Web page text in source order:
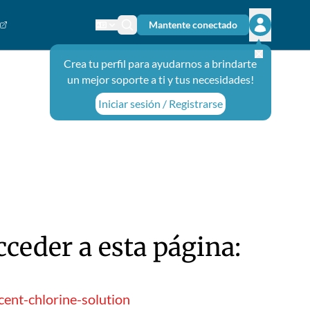
Cambiar el idioma
Ícono de búsqueda
Mantente conectado
Abrir el
Crea tu perfil para ayudarnos a brindarte
un mejor soporte a ti y tus necesidades!
Iniciar sesión / Registrarse
a esta página:
chlorine-solution